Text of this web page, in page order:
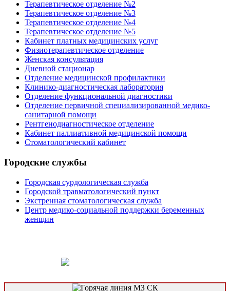
Терапевтическое отделение №2
Терапевтическое отделение №3
Терапевтическое отделение №4
Терапевтическое отделение №5
Кабинет платных медицинских услуг
Физиотерапевтическое отделение
Женская консультация
Дневной стационар
Отделение медицинской профилактики
Клинико-диагностическая лаборатория
Отделение функциональной диагностики
Отделение первичной специализированной медико-
санитарной помощи
Рентгенодиагностическое отделение
Кабинет паллиативной медицинской помощи
Стоматологический кабинет
Городские службы
Городская сурдологическая служба
Городской травматологический пункт
Экстренная стоматологическая служба
Центр медико-социальной поддержки беременных
женщин